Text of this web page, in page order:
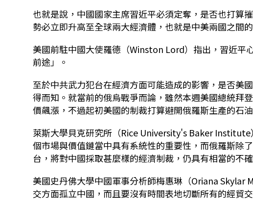
也就是說，中國國家主席習近平必須定奪，是否也打算
勢必立即升高至全球兩大經濟體，也就是中美兩國之間
美國前駐中國大使羅德（Winston Lord）指出，習近平
前途」。
至於中共武力犯台在經濟方面可能造成的影響，是否美
得而知。就當前的俄烏戰爭而論，雖然本週美國總統拜
價飆漲，不過起初美國的制裁打算避開俄羅斯生產的石
萊斯大學貝克研究所（Rice University's Baker
個市場與價值鏈當中具有系統性的重要性，而俄羅斯除
台，將對中國採取甚麼樣的經濟制裁，仍具有相當的不
美國史丹佛大學中國軍事分析師梅惠琳（Oriana Skylar
交方面孤立中國，而且要沒有時間表地切斷所有的經貿交